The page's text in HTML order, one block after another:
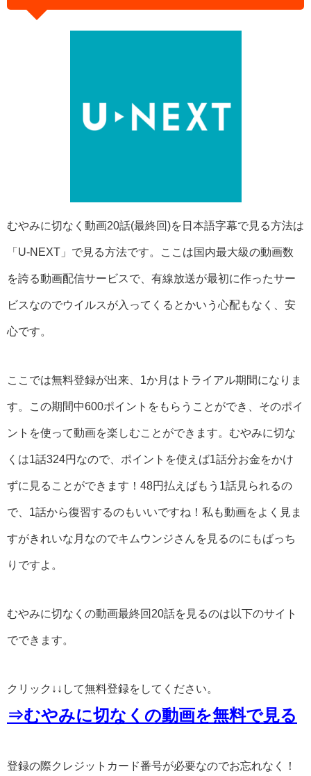
むやみに切なく動画20話(最終回)を日本語字幕で見る方法は
「U-NEXT」で見る方法です。ここは国内最大級の動画数
を誇る動画配信サービスで、有線放送が最初に作ったサー
ビスなのでウイルスが入ってくるとかいう心配もなく、安
心です。
ここでは無料登録が出来、1か月はトライアル期間になりま
す。この期間中600ポイントをもらうことができ、そのポイ
ントを使って動画を楽しむことができます。むやみに切な
くは1話324円なので、ポイントを使えば1話分お金をかけ
ずに見ることができます！48円払えばもう1話見られるの
で、1話から復習するのもいいですね！私も動画をよく見ま
すがきれいな月なのでキムウンジさんを見るのにもばっち
りですよ。
むやみに切なくの動画最終回20話を見るのは以下のサイト
でできます。
クリック↓↓して無料登録をしてください。
⇒むやみに切なくの動画を無料で見る
登録の際クレジットカード番号が必要なのでお忘れなく！